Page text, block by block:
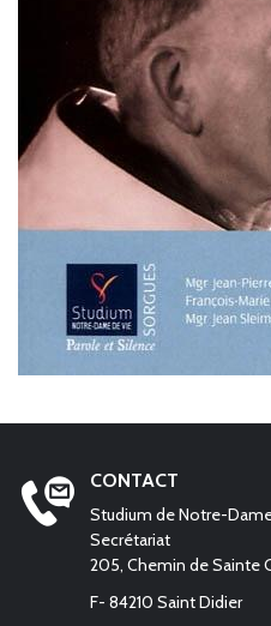
CONTACT
Studium de Notre-
Secrétariat
205, Chemin de Sainte
F- 84210 Saint Didier